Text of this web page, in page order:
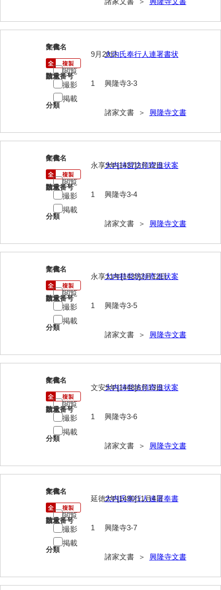
大中家文書（神奈川県）
大村益次郎文書
大本氏収集文書
岡家文書（福栄村）
岡家文書（周南市）
岡田家文書（徳地町）
岡田家文書（萩市）
岡田学収集史料
岡藤家文書
岡本家文書（島根県）
岡本家文書（周防大島町）
小川五郎収集史料
尾崎家文書
尾崎家文書（防府市）
小沢家文書（阿東町）
小田家文書（柳井市金屋）
小田家文書（柳井市和田）
小田家文書（山口市下小鯖）
小野家文書
鹿島家文書
梶山家文書
鍛冶利吉文書
片岡トミ子自作農地木札
堅田家文書（一般郷土伝来）
堅田家文書（山口市２）
5
文書名
大内氏奉行人連署書状
請求番号
興隆寺3-3
分類
諸家文書 ＞ 興隆寺文書
年代
9月20日
数量
1
閲覧
撮影
掲載
6
文書名
大内持世坊領寄進状案
請求番号
興隆寺3-4
分類
諸家文書 ＞ 興隆寺文書
年代
永享9年[1437]2月12日
数量
1
閲覧
撮影
掲載
7
文書名
大内持世坊領寄進状案
請求番号
興隆寺3-5
分類
諸家文書 ＞ 興隆寺文書
年代
永享11年[1439]2月12日
数量
1
閲覧
撮影
掲載
8
文書名
大内持世坊領寄進状案
請求番号
興隆寺3-6
分類
諸家文書 ＞ 興隆寺文書
年代
文安5年[1448]6月13日
数量
1
閲覧
撮影
掲載
9
文書名
大内氏奉行人連署奉書
請求番号
興隆寺3-7
分類
諸家文書 ＞ 興隆寺文書
年代
延徳2年[1490]11月4日
数量
1
閲覧
撮影
掲載